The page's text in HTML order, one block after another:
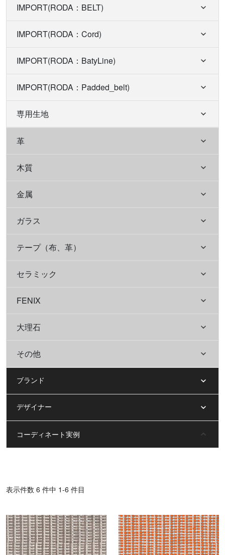
IMPORT(RODA：BELT)
IMPORT(RODA：Cord)
IMPORT(RODA：BatyLine)
IMPORT(RODA：Padded_belt)
専用生地
革
木質
金属
ガラス
テープ（布、革）
セラミック
FENIX
大理石
その他
ブランド
デザイナー
コーディネート実例
表⽰件数 6 件中 1-6 件目